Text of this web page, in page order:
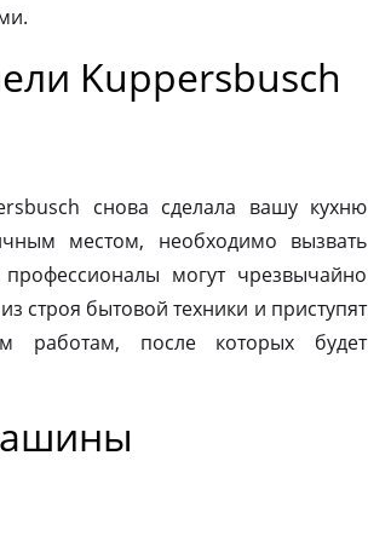
Kuppersbusch
снова сделала вашу кухню
местом, необходимо вызвать
могут чрезвычайно
строя бытовой техники и приступят
работам, после которых будет